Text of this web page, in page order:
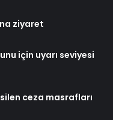
ziyaret
için uyarı seviyesi
ceza masrafları